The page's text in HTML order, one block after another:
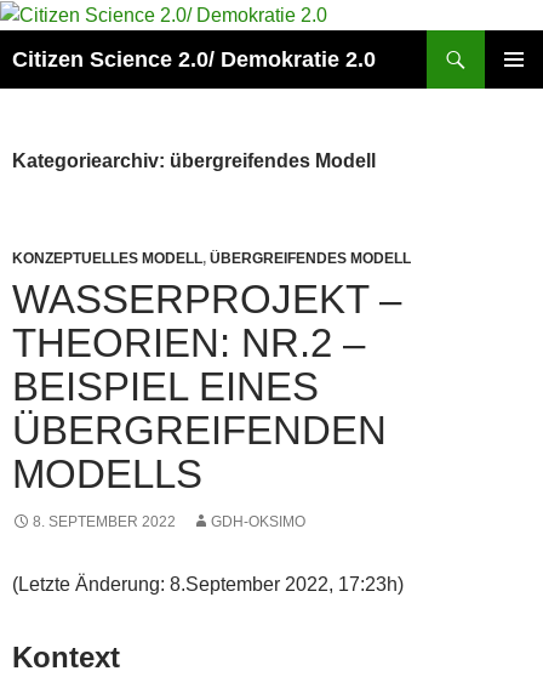
Zum
springen
Citizen Science 2.0/ Demokratie 2.0
Kategoriearchiv: übergreifendes Modell
KONZEPTUELLES MODELL, ÜBERGREIFENDES MODELL
WASSERPROJEKT –
THEORIEN: NR.2 –
BEISPIEL EINES
ÜBERGREIFENDEN
MODELLS
8. SEPTEMBER 2022 GDH-OKSIMO
(Letzte Änderung: 8.September 2022, 17:23h)
Kontext